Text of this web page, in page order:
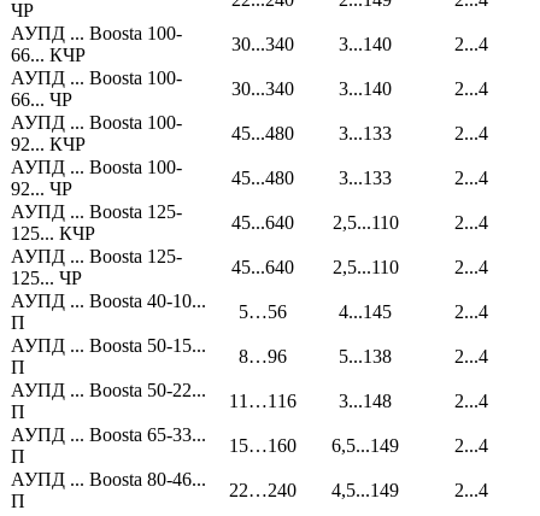
ЧР
АУПД ... Boosta 100-
66... КЧР
30...340 3...140
2...4
АУПД ... Boosta 100-
66... ЧР
30...340 3...140
2...4
АУПД ... Boosta 100-
92... КЧР
45...480 3...133
2...4
АУПД ... Boosta 100-
92... ЧР
45...480 3...133
2...4
АУПД ... Boosta 125-
125... КЧР
45...640 2,5...110
2...4
АУПД ... Boosta 125-
125... ЧР
45...640 2,5...110
2...4
АУПД ... Boosta 40-10...
П
5…56 4...145
2...4
АУПД ... Boosta 50-15...
П
8…96 5...138
2...4
АУПД ... Boosta 50-22...
П
11…116 3...148
2...4
АУПД ... Boosta 65-33...
П
15…160 6,5...149
2...4
АУПД ... Boosta 80-46...
П
22…240 4,5...149
2...4